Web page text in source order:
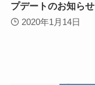
プデートのお知らせ
2020年1月14日